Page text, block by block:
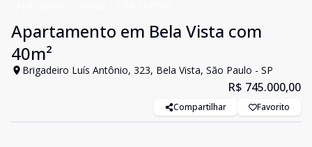
Apartamento em Bela Vista com
40m²
Brigadeiro Luís Antônio, 323, Bela Vista, São Paulo - SP
R$ 745.000,00
Compartilhar Favorito